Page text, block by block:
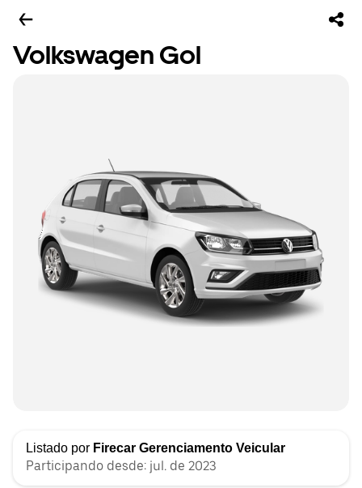
Volkswagen Gol
Listado por Firecar Gerenciamento Veicular
Participando desde: jul. de 2023